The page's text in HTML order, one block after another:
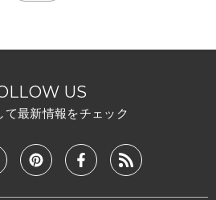
US
て最新情報をチェック